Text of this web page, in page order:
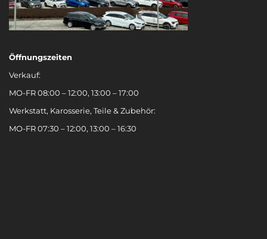
Öffnungszeiten
Verkauf:
MO-FR 08:00 – 12:00, 13:00 – 17:00
Werkstatt, Karosserie, Teile & Zubehör:
MO-FR 07:30 – 12:00, 13:00 – 16:30